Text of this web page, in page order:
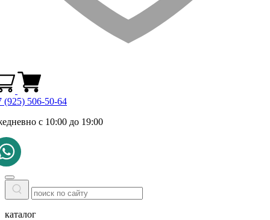
(925) 506-50-64
с 10:00 до 19:00
каталог